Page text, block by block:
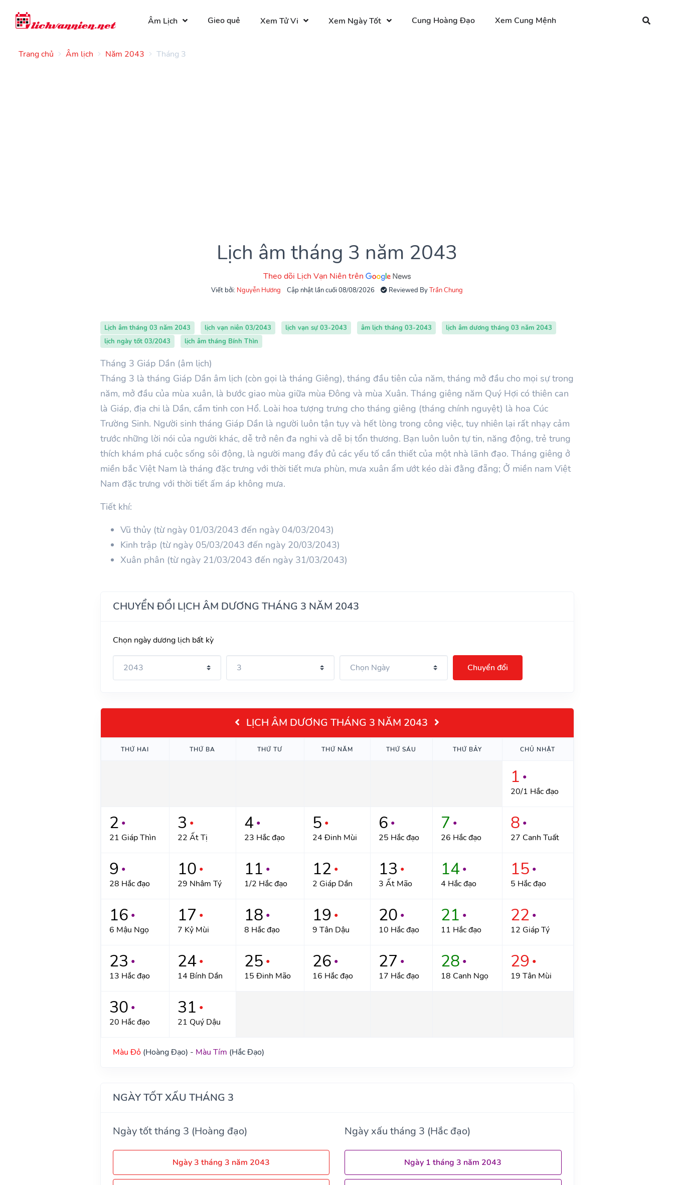
Âm Lịch Gieo quẻ Xem Tử Vi Xem Ngày Tốt Cung Hoàng Đạo Xem Cung Mệnh
Trang chủ Âm lịch Năm 2043 Tháng 3
Lịch âm tháng 3 năm 2043
Theo dõi Lịch Vạn Niên trên
Viết bởi: Nguyễn Hương Cập nhật lần cuối 08/08/2026 Reviewed ByTrần Chung
Lịch âm tháng 03 năm 2043 lịch vạn niên 03/2043 lịch vạn sự 03-2043 âm lịch tháng 03-2043
lịch âm dương tháng 03 năm 2043
lịch ngày tốt 03/2043
lịch âm tháng Bính Thìn
Tháng 3 Giáp Dần (âm lịch)
Tháng 3 là tháng Giáp Dần âm lịch (còn gọi là tháng Giêng), tháng đầu tiên của năm, tháng mở đầu cho mọi sự trong
năm, mở đầu của mùa xuân, là bước giao mùa giữa mùa Đông và mùa Xuân. Tháng giêng năm Quý Hợi có thiên can
là Giáp, địa chi là Dần, cầm tinh con Hổ. Loài hoa tượng trưng cho tháng giêng (tháng chính nguyệt) là hoa Cúc
Trường Sinh. Người sinh tháng Giáp Dần là người luôn tận tụy và hết lòng trong công việc, tuy nhiên lại rất nhạy cảm
trước những lời nói của người khác, dễ trở nên đa nghi và dễ bị tổn thương. Bạn luôn luôn tự tin, năng động, trẻ trung
thích khám phá cuộc sống sôi động, là người mang đầy đủ các yếu tố cần thiết của một nhà lãnh đạo. Tháng giêng ở
miền bắc Việt Nam là tháng đặc trưng với thời tiết mưa phùn, mưa xuân ẩm ướt kéo dài đằng đẵng; Ở miền nam Việt
Nam đặc trưng với thời tiết ấm áp không mưa.
Tiết khí:
Vũ thủy (từ ngày 01/03/2043 đến ngày 04/03/2043)
Kinh trập (từ ngày 05/03/2043 đến ngày 20/03/2043)
Xuân phân (từ ngày 21/03/2043 đến ngày 31/03/2043)
CHUYỂN ĐỔI LỊCH ÂM DƯƠNG THÁNG 3 NĂM 2043
Chọn ngày dương lịch bất kỳ
Chuyển đổi
LỊCH ÂM DƯƠNG THÁNG 3 NĂM 2043
THỨ HAI THỨ BA THỨ TƯ THỨ NĂM THỨ SÁU THỨ BẢY CHỦ NHẬT
1 ●
20/1 Hắc đạo
2 ●
21 Giáp Thìn
3 ●
22 Ất Tị
4 ●
23 Hắc đạo
5 ●
24 Đinh Mùi
6 ●
25 Hắc đạo
7 ●
26 Hắc đạo
8 ●
27 Canh Tuất
9 ●
28 Hắc đạo
10 ●
29 Nhâm Tý
11 ●
1/2 Hắc đạo
12 ●
2 Giáp Dần
13 ●
3 Ất Mão
14 ●
4 Hắc đạo
15 ●
5 Hắc đạo
16 ●
6 Mậu Ngọ
17 ●
7 Kỷ Mùi
18 ●
8 Hắc đạo
19 ●
9 Tân Dậu
20 ●
10 Hắc đạo
21 ●
11 Hắc đạo
22 ●
12 Giáp Tý
23 ●
13 Hắc đạo
24 ●
14 Bính Dần
25 ●
15 Đinh Mão
26 ●
16 Hắc đạo
27 ●
17 Hắc đạo
28 ●
18 Canh Ngọ
29 ●
19 Tân Mùi
30 ●
20 Hắc đạo
31 ●
21 Quý Dậu
Màu Đỏ(Hoàng Đạo) - Màu Tím (Hắc Đạo)
NGÀY TỐT XẤU THÁNG 3
Ngày tốt tháng 3 (Hoàng đạo)
Ngày 3 tháng 3 năm 2043
Ngày xấu tháng 3 (Hắc đạo)
Ngày 1 tháng 3 năm 2043